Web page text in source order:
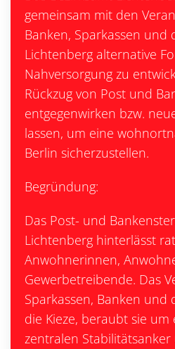
gemeinsam mit den
Banken, Sparkassen und
Lichtenberg alternative
Nahversorgung zu
Rückzug von Post und
entgegenwirken bzw.
lassen, um eine
Berlin sicherzustellen.
Begründung:
Das Post- und
Lichtenberg hinterlässt
Anwohnerinnen,
Gewerbetreibende. Das
Sparkassen, Banken
die Kieze, beraubt sie
zentralen